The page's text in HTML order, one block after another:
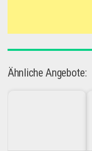
Ähnliche Angebote: